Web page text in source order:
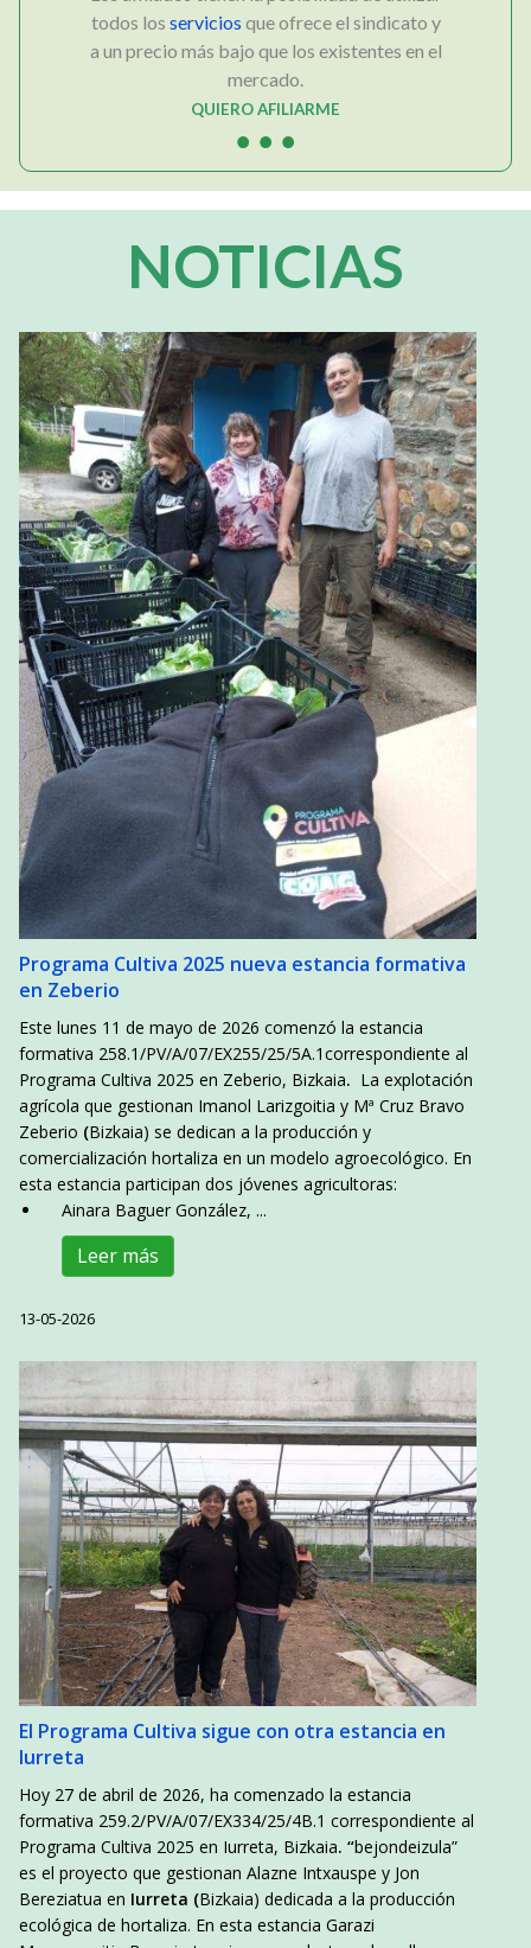
todos los servicios que ofrece el sindicato y
a un precio más bajo que los existentes en el
mercado.
QUIERO AFILIARME
NOTICIAS
Programa Cultiva 2025 nueva estancia formativa
en Zeberio
Este lunes 11 de mayo de 2026 comenzó la estancia
formativa 258.1/PV/A/07/EX255/25/5A.1correspondiente al
Programa Cultiva 2025 en Zeberio, Bizkaia. La explotación
agrícola que gestionan Imanol Larizgoitia y Mª Cruz Bravo
Zeberio (Bizkaia) se dedican a la producción y
comercialización hortaliza en un modelo agroecológico. En
esta estancia participan dos jóvenes agricultoras:
Ainara Baguer González, ...
Leer más
13-05-2026
El Programa Cultiva sigue con otra estancia en
Iurreta
Hoy 27 de abril de 2026, ha comenzado la estancia
formativa 259.2/PV/A/07/EX334/25/4B.1 correspondiente al
Programa Cultiva 2025 en Iurreta, Bizkaia. “bejondeizula”
es el proyecto que gestionan Alazne Intxauspe y Jon
Bereziatua en Iurreta (Bizkaia) dedicada a la producción
ecológica de hortaliza. En esta estancia Garazi